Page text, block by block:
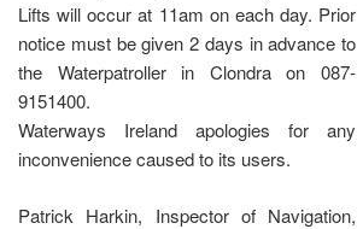
Lifts will occur at 11am on each day. Prior
notice must be given 2 days in advance to
the Waterpatroller in Clondra on 087-
9151400.
Waterways Ireland apologies for any
inconvenience caused to its users.
Patrick Harkin, Inspector of Navigation,